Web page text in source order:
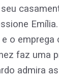
o emprega
faz uma
admira